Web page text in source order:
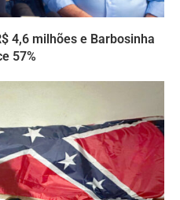
4,6 milhões e Barbosinha
57%